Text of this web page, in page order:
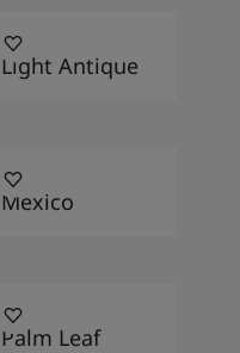
471
Light Antique
288
Mexico
125
Palm Leaf